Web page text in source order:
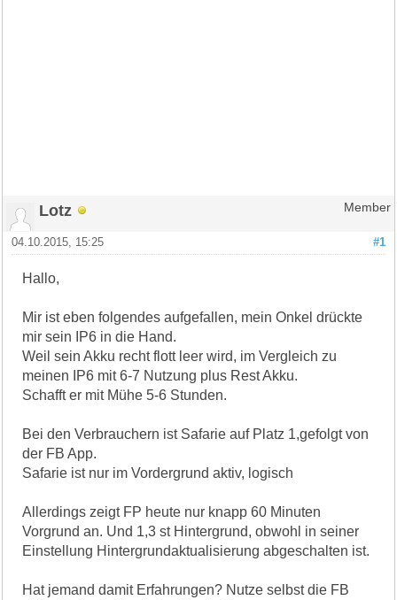
Lotz Member
#1
04.10.2015, 15:25
Hallo,
Mir ist eben folgendes aufgefallen, mein Onkel drückte
mir sein IP6 in die Hand.
Weil sein Akku recht flott leer wird, im Vergleich zu
meinen IP6 mit 6-7 Nutzung plus Rest Akku.
Schafft er mit Mühe 5-6 Stunden.
Bei den Verbrauchern ist Safarie auf Platz 1,gefolgt von
der FB App.
Safarie ist nur im Vordergrund aktiv, logisch
Allerdings zeigt FP heute nur knapp 60 Minuten
Vorgrund an. Und 1,3 st Hintergrund, obwohl in seiner
Einstellung Hintergrundaktualisierung abgeschalten ist.
Hat jemand damit Erfahrungen? Nutze selbst die FB